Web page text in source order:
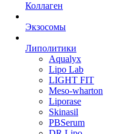
Коллаген
Экзосомы
Липолитики
Aqualyx
Lipo Lab
LIGHT FIT
Meso-wharton
Liporase
Skinasil
PBSerum